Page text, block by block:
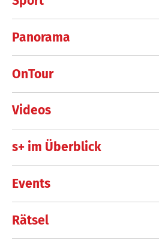
Panorama
OnTour
Videos
s+ im Überblick
Events
Rätsel